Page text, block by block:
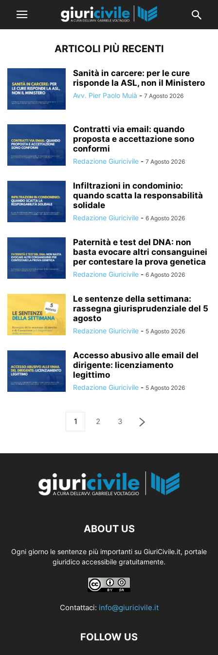
ARTICOLI PIÙ RECENTI
Sanità in carcere: per le cure
risponde la ASL, non il Ministero
Avv. Pier Paolo Muià - 7 Agosto 2026
Contratti via email: quando
proposta e accettazione sono
conformi
Redazione Giuricivile - 7 Agosto 2026
Infiltrazioni in condominio:
quando scatta la responsabilità
solidale
Redazione Giuricivile - 6 Agosto 2026
Paternità e test del DNA: non
basta evocare altri consanguinei
per contestare la prova genetica
Redazione Giuricivile - 6 Agosto 2026
Le sentenze della settimana:
rassegna giurisprudenziale del 5
agosto
Redazione Giuricivile - 5 Agosto 2026
Accesso abusivo alle email del
dirigente: licenziamento
legittimo
Redazione Giuricivile - 5 Agosto 2026
1 2 3
ABOUT US
Ogni giorno le sentenze più importanti su GiuriCivile.it, portale
giuridico accessibile gratuitamente.
Contattaci: info@giuricivile.it
FOLLOW US